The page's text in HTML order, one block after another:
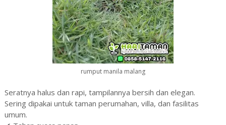
rumput manila malang
Seratnya halus dan rapi, tampilannya bersih dan elegan.
Sering dipakai untuk taman perumahan, villa, dan fasilitas
umum.